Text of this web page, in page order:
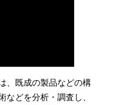
、既成の製品などの構
どを分析・調査し、